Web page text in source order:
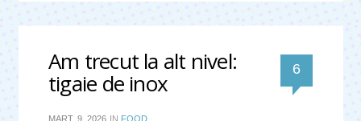
Am trecut la alt nivel:
tigaie de inox 6
MART. 9, 2026 IN FOOD